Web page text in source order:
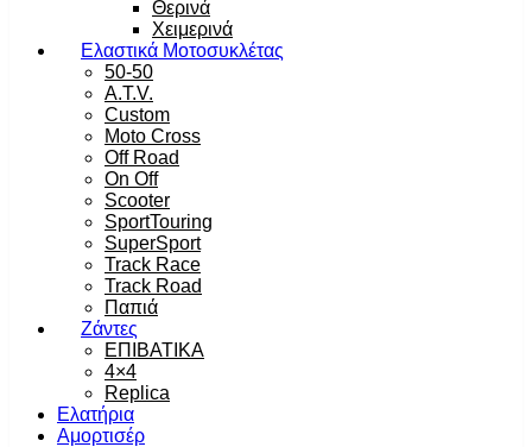
Θερινά
Χειμερινά
Ελαστικά Μοτοσυκλέτας
50-50
A.T.V.
Custom
Moto Cross
Off Road
On Off
Scooter
SportTouring
SuperSport
Track Race
Track Road
Παπιά
Ζάντες
ΕΠΙΒΑΤΙΚΑ
4×4
Replica
Ελατήρια
Αμορτισέρ